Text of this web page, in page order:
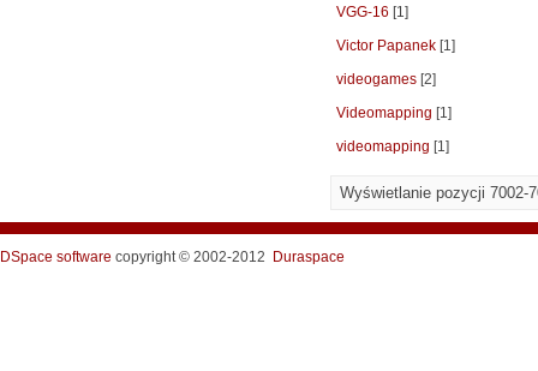
VGG-16 [1]
Victor Papanek [1]
videogames [2]
Videomapping [1]
videomapping [1]
Wyświetlanie pozycji 7002-
DSpace software copyright © 2002-2012 Duraspace